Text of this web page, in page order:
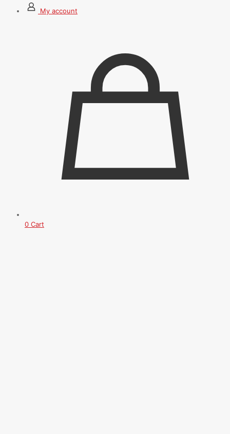
My account
0 Cart